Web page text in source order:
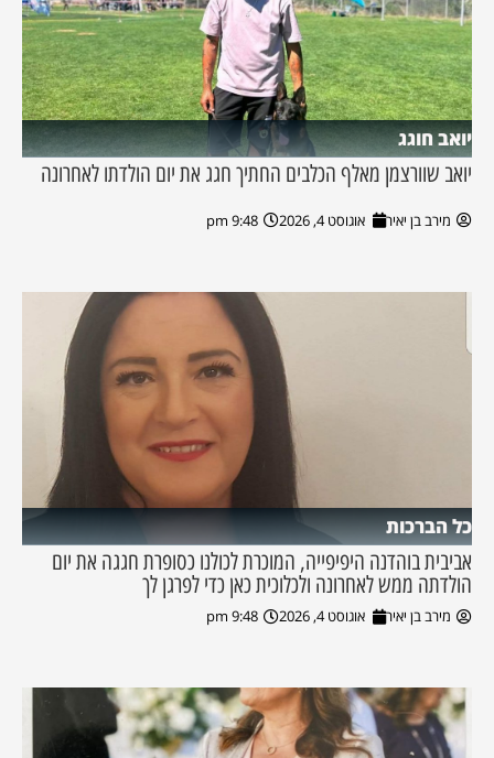
יואב חוגג
יואב שוורצמן מאלף הכלבים החתיך חגג את יום הולדתו לאחרונה
מירב בן יאיר אוגוסט 4, 2026 9:48 pm
כל הברכות
אביבית בוהדנה היפיפייה, המוכרת לכולנו כסופרת חגגה את יום
הולדתה ממש לאחרונה ולכלוכית כאן כדי לפרגן לך
מירב בן יאיר אוגוסט 4, 2026 9:48 pm